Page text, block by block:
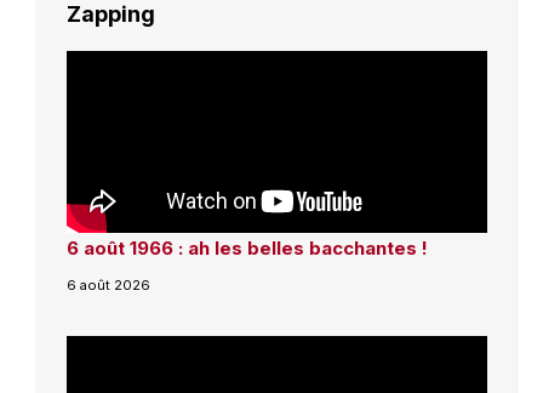
Zapping
6 août 1966 : ah les belles bacchantes !
6 août 2026